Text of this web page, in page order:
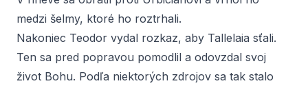
medzi šelmy, ktoré ho roztrhali.
Nakoniec Teodor vydal rozkaz, aby Tallelaia sťali.
Ten sa pred popravou pomodlil a odovzdal svoj
život Bohu. Podľa niektorých zdrojov sa tak stalo